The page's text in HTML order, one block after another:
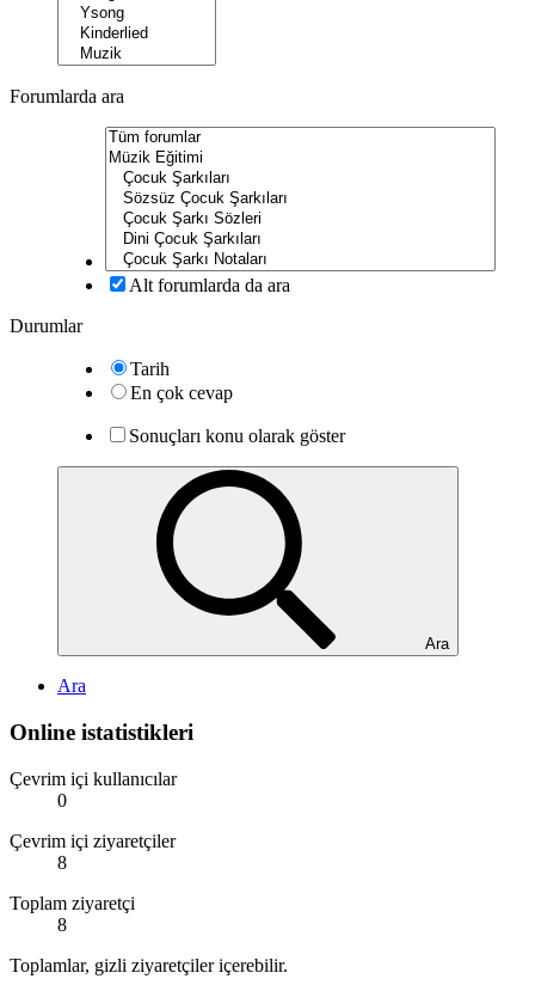
Forumlarda ara
Alt forumlarda da ara
Durumlar
Tarih
En çok cevap
Sonuçları konu olarak göster
Ara
Ara
Online istatistikleri
Çevrim içi kullanıcılar
0
Çevrim içi ziyaretçiler
8
Toplam ziyaretçi
8
Toplamlar, gizli ziyaretçiler içerebilir.